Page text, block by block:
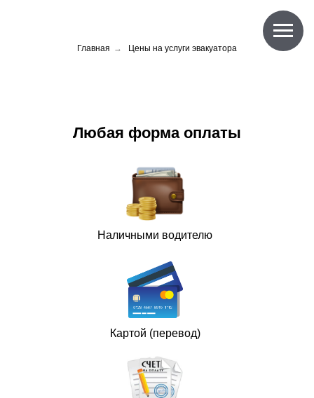
Главная → Цены на услуги эвакуатора
Любая форма оплаты
Наличными водителю
Картой (перевод)